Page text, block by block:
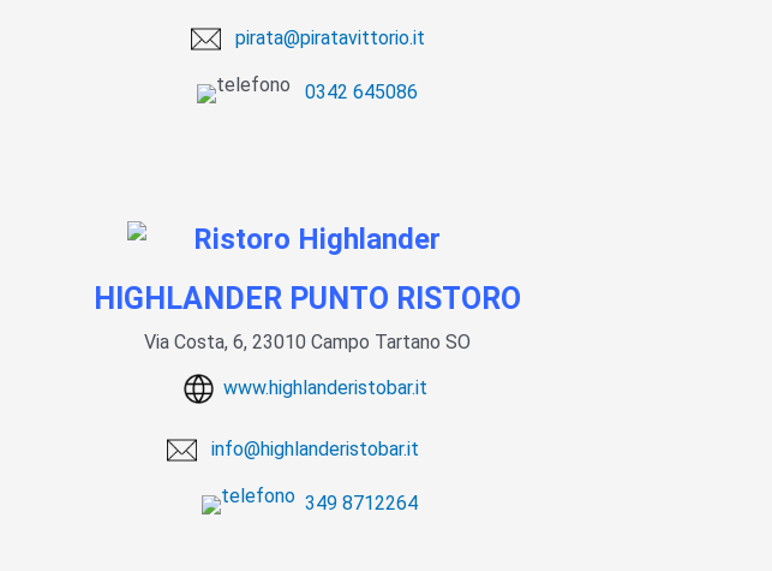
pirata@piratavittorio.it
0342 645086
HIGHLANDER PUNTO RISTORO
Via Costa, 6, 23010 Campo Tartano SO
www.highlanderistobar.it
info@highlanderistobar.it
349 8712264